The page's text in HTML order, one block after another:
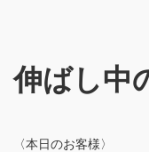
伸ばし中
〈本日のお客様〉